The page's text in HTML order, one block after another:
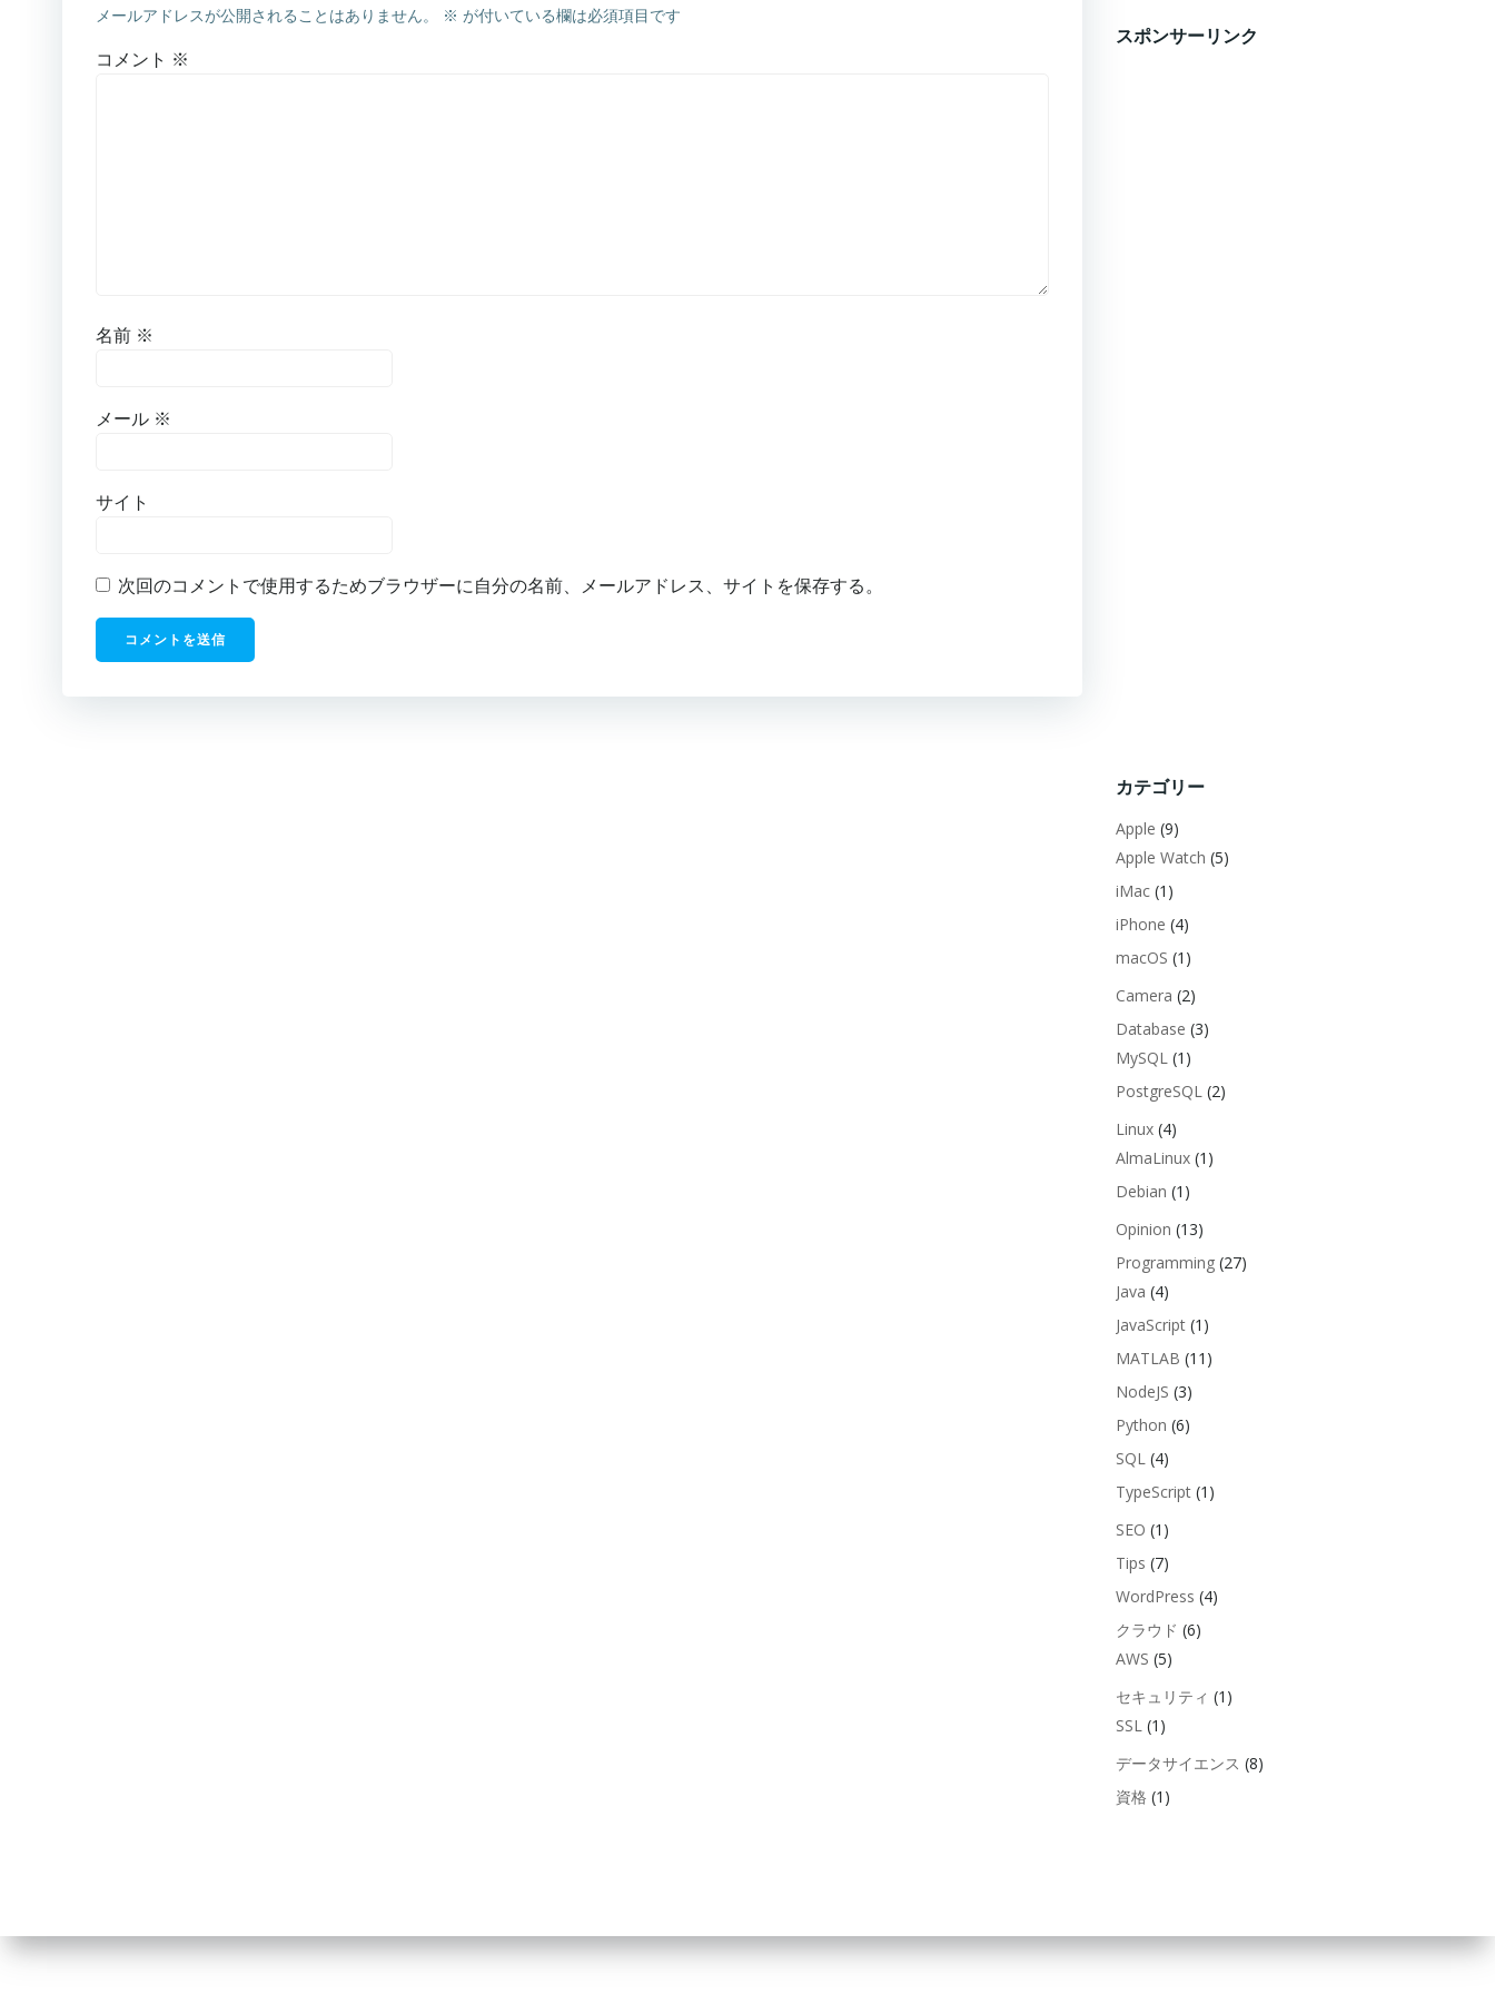
メールアドレスが公開されることはありません。 ※ が付いている欄は必須項目です
コメント ※
名前 ※
メール ※
サイト
次回のコメントで使用するためブラウザーに自分の名前、メールアドレス、サイトを保存する。
スポンサーリンク
カテゴリー
Apple (9)
Apple Watch (5)
iMac(1)
iPhone (4)
macOS (1)
Camera (2)
Database (3)
MySQL (1)
PostgreSQL (2)
Linux(4)
AlmaLinux(1)
Debian (1)
Opinion (13)
Programming(27)
Java (4)
JavaScript(1)
MATLAB (11)
NodeJS (3)
Python (6)
SQL (4)
TypeScript(1)
SEO (1)
Tips (7)
WordPress (4)
クラウド (6)
AWS (5)
セキュリティ (1)
SSL (1)
データサイエンス (8)
資格 (1)